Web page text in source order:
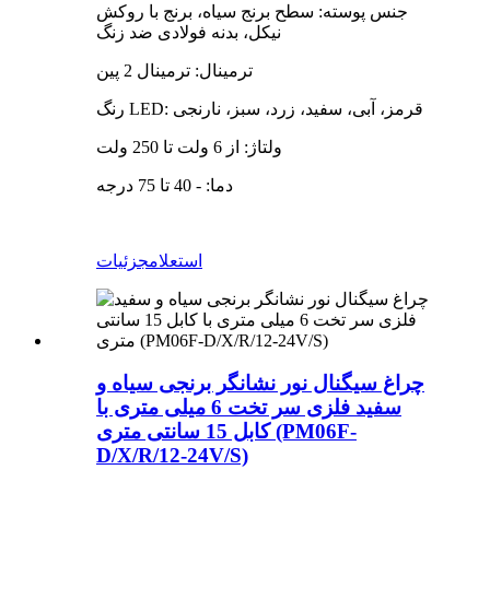
جنس پوسته: سطح برنج سیاه، برنج با روکش
نیکل، بدنه فولادی ضد زنگ
ترمینال: ترمینال 2 پین
رنگ LED: قرمز، آبی، سفید، زرد، سبز، نارنجی
ولتاژ: از 6 ولت تا 250 ولت
دما: - 40 تا 75 درجه
استعلامجزئیات
چراغ سیگنال نور نشانگر برنجی سیاه و
سفید فلزی سر تخت 6 میلی متری با
کابل 15 سانتی متری (PM06F-
D/X/R/12-24V/S)